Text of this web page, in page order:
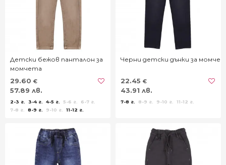
Детски бежов панталон за
момчета
29.60 €
57.89 лв.
2-3 г. 3-4 г. 4-5 г. 5-6 г.
6-7 г.
7-8 г.
8-9 г. 9-10 г. 11-12 г.
Черни детски дънки за момче
22.45 €
43.91 лв.
7-8 г. 8-9 г. 9-10 г. 11-12 г.